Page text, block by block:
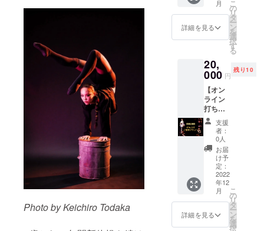
Photo by Keichiro Todaka
（送料
込み)
はサン
プルで
レーム
は付い
せんの
でご注
意くだ
さい。
※返品交
換はで
きませ
んので
ご了承
くださ
い。 ※
受信拒
否設定
がされ
ていな
いメー
ルアド
レスを
ご記入
シー
ラフル
アート
種、和
モダン
アート
にロゴ
入り１
種、紙
印刷）
※動画の
URLを
メール
にてお
送りい
たしま
す！受
信拒否
されて
いない
笑 たま
いメイ
クをし
やり方
が分か
らな
い！ と
いう方
にも是
非オス
スメで
す☆
【茉莉
花から
の手書
きメッ
セージ
+サイン
トカー
ド＆
ブリッ
ジに入
り起き
●背中を
いため
のやり
方 ●ど
この柔
軟をど
んなふ
うにし
たら良
いのか
を解説
する特
別な動
画にな
りま
す！！
莉花か
らの手
ロナ禍
のた
め、今
りがで
きない
のでご
購入者
様・お
連れ様
のみ撮
影でき
ます！
ご購入
者様の
お持ち
のカメ
ラで撮
影致し
ますの
で、ス
ザイン...
カラフ
ルアー
トバッ
クプリ
正面右
胸に
「月」
の刺繍
（※Lサ
イズ黒
限定）
身丈
71cm、
身幅
58cm、
肩幅
52cm、
袖丈
60cm ●
御礼の
一筆書
月
詳細を見る
こ
の
リ
タ
ー
ン
を
選
択
す
る
20,
000 円
残り10
【オン
ライン
打ち上
げご招
待プラ
ン】 公
演後、
月灯藝
術。の
オンラ
イン打
ち上げ
へご招
待いた
しま
支援
者：
0人
お届
け予
定：
2022
年12
月
詳細を見る
こ
の
リ
タ
ー
ン
を
選
択